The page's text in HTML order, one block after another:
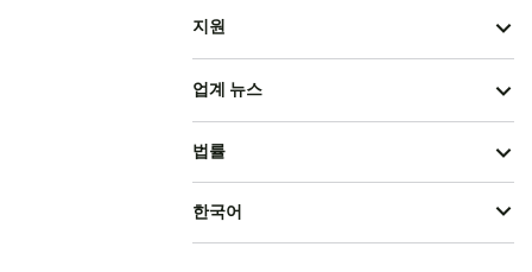
지원
업계 뉴스
법률
한국어